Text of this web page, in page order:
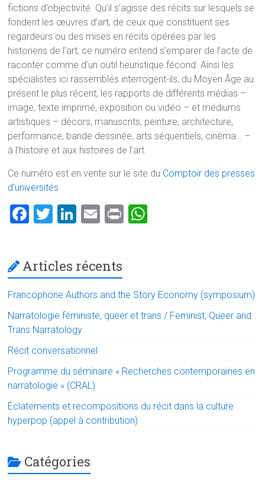
fictions d’objectivité. Qu’il s’agisse des récits sur lesquels se
fondent les œuvres d’art, de ceux que constituent ses
regardeurs ou des mises en récits opérées par les
historiens de l’art, ce numéro entend s’emparer de l’acte de
raconter comme d’un outil heuristique fécond. Ainsi les
spécialistes ici rassemblés interrogent-ils, du Moyen Âge au
présent le plus récent, les rapports de différents médias –
image, texte imprimé, exposition ou vidéo – et médiums
artistiques – décors, manuscrits, peinture, architecture,
performance, bande dessinée, arts séquentiels, cinéma… –
à l’histoire et aux histoires de l’art.
Ce numéro est en vente sur le site du Comptoir des presses
d’universités.
F
b
o
ok
T
er
Li
dI
n
E
l
Pr
A
p
Articles récents
Francophone Authors and the Story Economy (symposium)
Narratologie féministe, queer et trans / Feminist, Queer and
Trans Narratology
Récit conversationnel
Programme du séminaire « Recherches contemporaines en
narratologie » (CRAL)
Éclatements et recompositions du récit dans la culture
hyperpop (appel à contribution)
Catégories